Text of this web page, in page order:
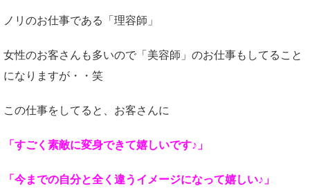
ノリのお仕事である「理容師」
女性のお客さんも多いので「美容師」のお仕事もしてること
になりますが・・笑
この仕事をしてると、お客さんに
「すごく素敵に変身できて嬉しいです♪」
「今までの自分と全く違うイメージになって嬉しい♪」